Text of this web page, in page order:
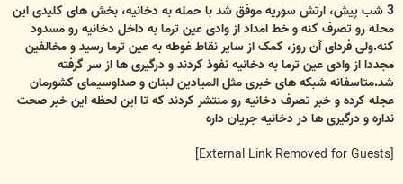
3 شب پیش، ارتش سوریه موفق شد با حمله به دخانیه، بخش های کلیدی این
محله رو تصرف کنه و خط امداد از وادی عین ترما به داخل دخانیه رو مسدود
کنه.ولی فردای آن روز، کمک از سایر نقاط غوطه به عین ترما رسید و مخالفین
مجددا از وادی عین ترما به دخانیه نفوذ کردند و درگیری ها از سر گرفته
شد.متاسفانه شبکه های خبری مثل المیادین لبنان و صداوسیمای کشورمان
عجله کرده و خبر تصرف دخانیه رو منتشر کردند که تا این لحظه این خبر صحت
نداره و درگیری ها در دخانیه جریان داره